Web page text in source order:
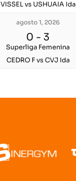
VISSEL vs USHUAIA Ida
agosto 1, 2026
0 - 3
Superliga Femenina
CEDRO F vs CVJ Ida